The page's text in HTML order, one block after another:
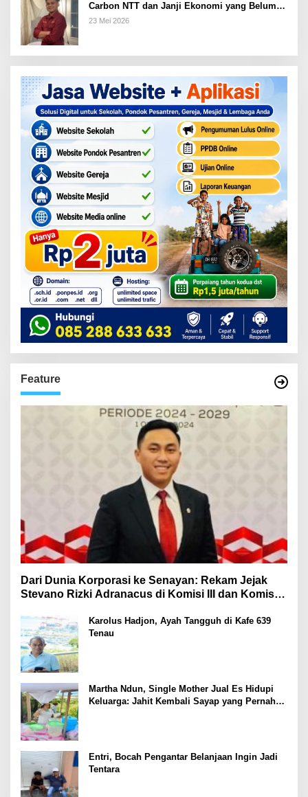
Carbon NTT dan Janji Ekonomi yang Belum
Ditunaikan
23 Mei 2026
Feature
Dari Dunia Korporasi ke Senayan: Rekam Jejak
Stevano Rizki Adranacus di Komisi III dan Komisi X
Karolus Hadjon, Ayah Tangguh di Kafe 639
Tenau
Martha Ndun, Single Mother Jual Es Hidupi
Keluarga: Jahit Kembali Sayap yang Pernah
Entri, Bocah Pengantar Belanjaan Ingin Jadi
Tentara